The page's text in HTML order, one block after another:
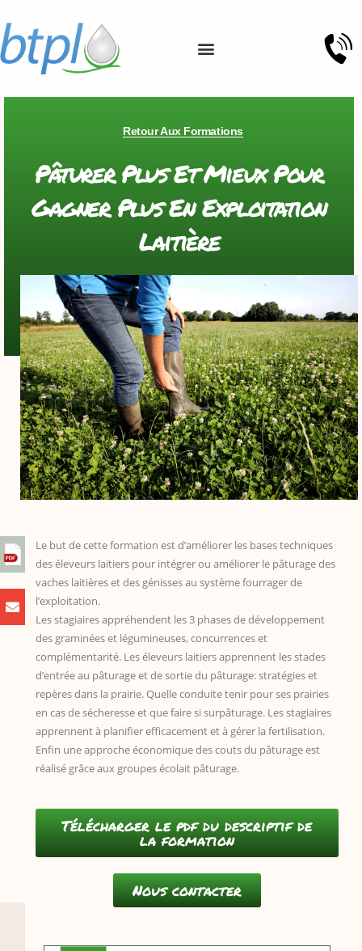
Retour Aux Formations
Pâturer Plus Et Mieux Pour
Gagner Plus En Exploitation
Laitière
Le but de cette formation est d’améliorer les bases techniques
des éleveurs laitiers pour intégrer ou améliorer le pâturage des
vaches laitières et des génisses au système fourrager de
l’exploitation.
Les stagiaires appréhendent les 3 phases de développement
des graminées et légumineuses, concurrences et
complémentarité. Les éleveurs laitiers apprennent les stades
d’entrée au pâturage et de sortie du pâturage: stratégies et
repères dans la prairie. Quelle conduite tenir pour ses prairies
en cas de sécheresse et que faire si surpâturage. Les stagiaires
apprennent à planifier efficacement et à gérer la fertilisation.
Enfin une approche économique des couts du pâturage est
réalisé grâce aux groupes écolait pâturage.
Télécharger le pdf du descriptif de
la formation
Nous contacter